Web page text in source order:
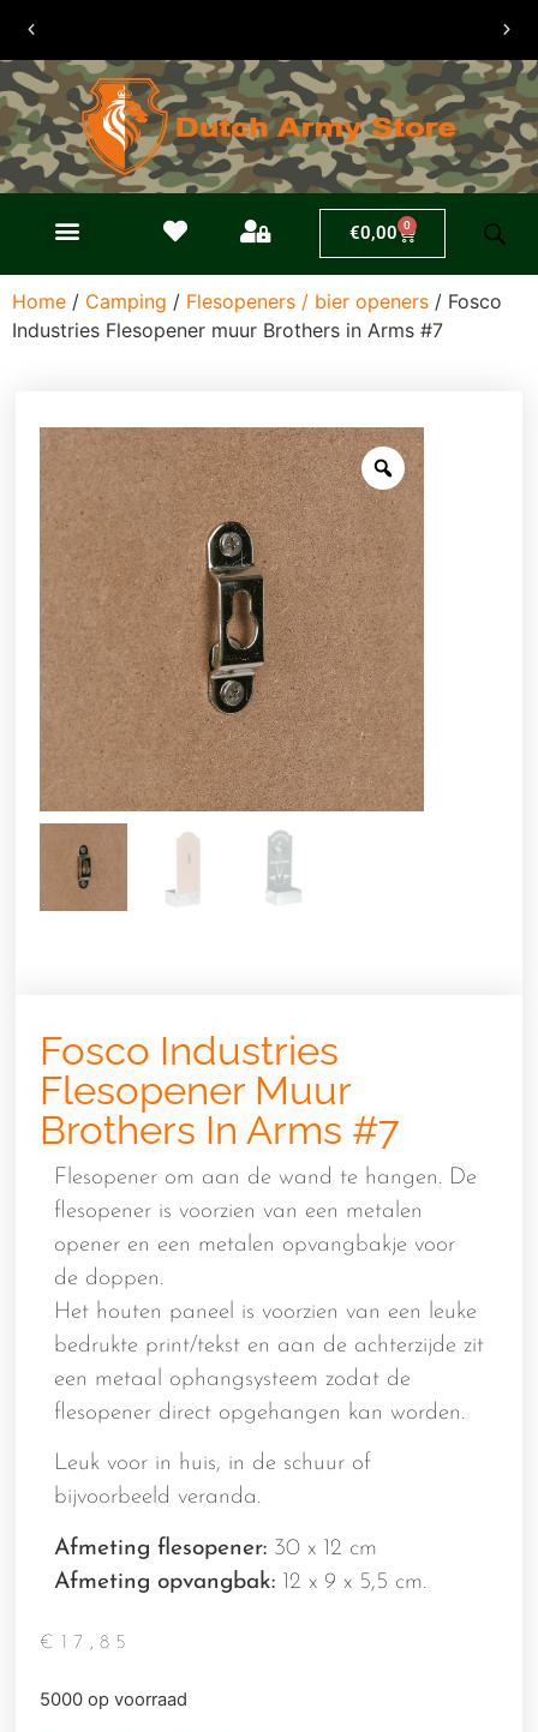
30 dagen
retouren
€0,00 0
Home / Camping / Flesopeners / bier openers / Fosco
Industries Flesopener muur Brothers in Arms #7
Fosco Industries
Flesopener Muur
Brothers In Arms #7
Flesopener om aan de wand te hangen. De
flesopener is voorzien van een metalen
opener en een metalen opvangbakje voor
de doppen.
Het houten paneel is voorzien van een leuke
bedrukte print/tekst en aan de achterzijde zit
een metaal ophangsysteem zodat de
flesopener direct opgehangen kan worden.
Leuk voor in huis, in de schuur of
bijvoorbeeld veranda.
Afmeting flesopener:30 x 12 cm
Afmeting opvangbak:12 x 9 x 5,5 cm.
€ 17,85
5000 op voorraad